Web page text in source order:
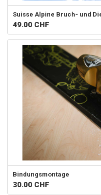
Suisse Alpine Bruch- und
49.00 CHF
Bindungsmontage
30.00 CHF